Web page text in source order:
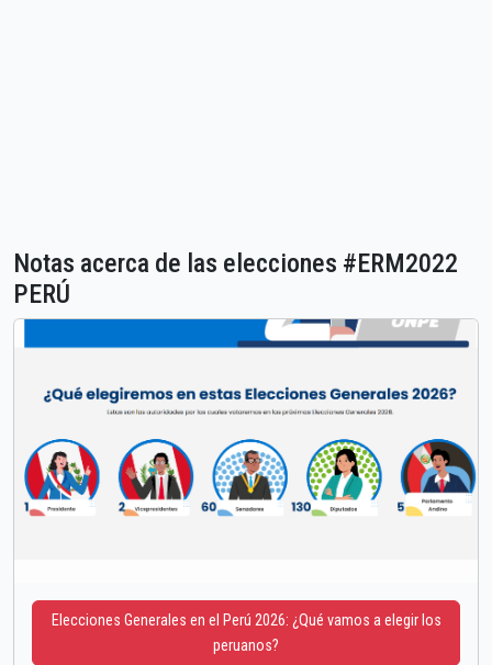
Notas acerca de las elecciones #ERM2022
PERÚ
Elecciones Generales en el Perú 2026: ¿Qué vamos a elegir los
peruanos?